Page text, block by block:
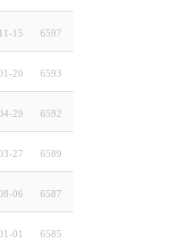
11-15 6597
20 6593
29 6592
27 6589
06 6587
01 6585